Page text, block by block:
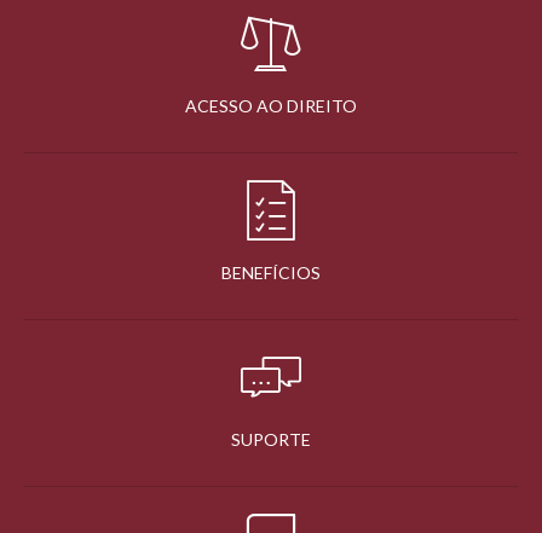
ACESSO AO DIREITO
BENEFÍCIOS
SUPORTE